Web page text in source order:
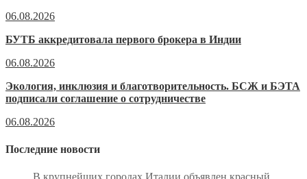
06.08.2026
БУТБ аккредитовала первого брокера в Индии
06.08.2026
Экология, инклюзия и благотворительность. БСЖ и БЭТА
подписали соглашение о сотрудничестве
06.08.2026
Последние новости
В крупнейших городах Италии объявлен красный